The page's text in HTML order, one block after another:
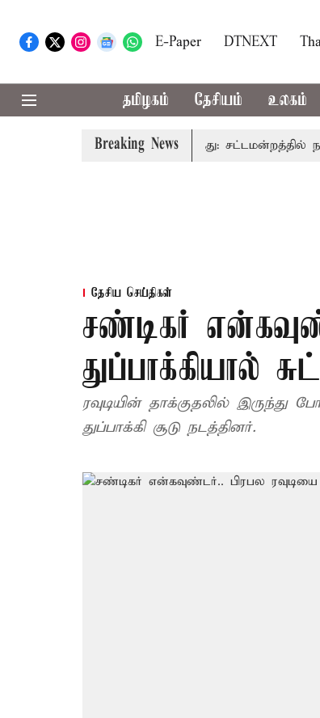
E-Paper DTNEXT
தமிழகம் தேசியம் உலகம்
Breaking News
முதலில் தமிழ்த்தாய் வாழ்த்து: சட்டமன்றத்தில்
தேசிய செய்திகள்
சண்டிகர்
துப்பாக்கியால்
ரவுடியின் தாக்குதலில்
துப்பாக்கி சூடு நடத்தினர்.